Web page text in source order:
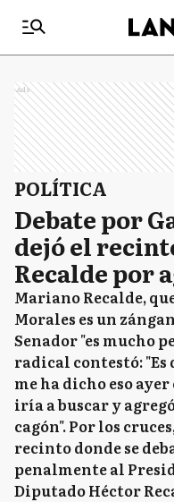
Ads
POLÍTICA
Debate por
dejó el
Recalde por
Mariano Recalde,
Morales es un
Senador "es mucho
radical contestó: "Es
me ha dicho eso
iría a buscar y
cagón". Por los
recinto donde se
penalmente al
Diputado Héctor